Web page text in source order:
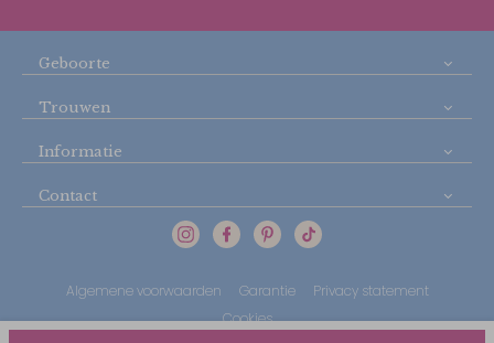
Geboorte
Trouwen
Informatie
Contact
Algemene voorwaarden Garantie
Privacy statement
Cookies